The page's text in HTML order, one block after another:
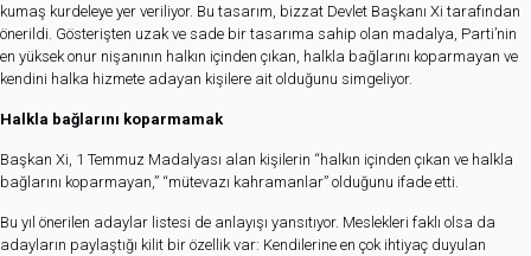
kumaş kurdeleye yer veriliyor. Bu tasarım, bizzat Devlet Başkanı Xi tarafından
önerildi. Gösterişten uzak ve sade bir tasarıma sahip olan madalya, Parti’nin
en yüksek onur nişanının halkın içinden çıkan, halkla bağlarını koparmayan ve
kendini halka hizmete adayan kişilere ait olduğunu simgeliyor.
Halkla bağlarını koparmamak
Başkan Xi, 1 Temmuz Madalyası alan kişilerin “halkın içinden çıkan ve halkla
bağlarını koparmayan,” “mütevazı kahramanlar” olduğunu ifade etti.
Bu yıl önerilen adaylar listesi de anlayışı yansıtıyor. Meslekleri faklı olsa da
adayların paylaştığı kilit bir özellik var: Kendilerine en çok ihtiyaç duyulan